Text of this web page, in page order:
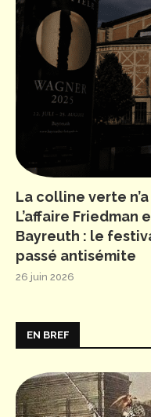
La colline verte
L’affaire Friedman
Bayreuth : le
passé antisémite
26 juin 2026
EN BREF